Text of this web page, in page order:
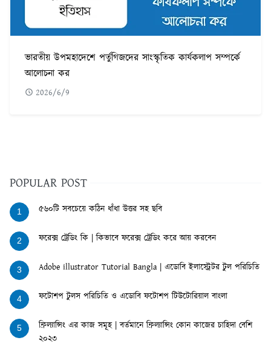
ভারতীয় উপমহাদেশে পর্তুগিজদের সাংস্কৃতিক কার্যকলাপ সম্পর্কে
আলোচনা কর
2026/6/9
POPULAR POST
1 ৫৬০টি সবচেয়ে কঠিন ধাঁধা উত্তর সহ ছবি
2 ফরেক্স ট্রেডিং কি | কিভাবে ফরেক্স ট্রেডিং করে আয় করবেন
3 Adobe illustrator Tutorial Bangla | এডোবি ইলাস্ট্রেটর টুল পরিচিতি
4 ফটোশপ টুলস পরিচিতি ও এডোবি ফটোশপ টিউটোরিয়াল বাংলা
5
ফ্রিল্যান্সিং এর কাজ সমূহ | বর্তমানে ফ্রিল্যান্সিং কোন কাজের চাহিদা বেশি
২০২৩